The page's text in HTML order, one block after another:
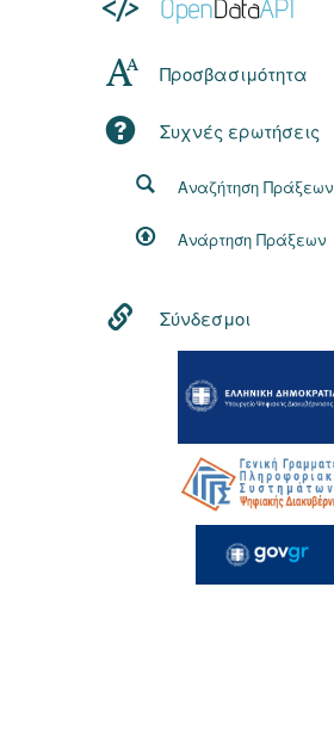
Προσβασιμότητα
Συχνές ερωτήσεις
Αναζήτηση Πράξεων
Ανάρτηση Πράξεων
Σύνδεσμοι